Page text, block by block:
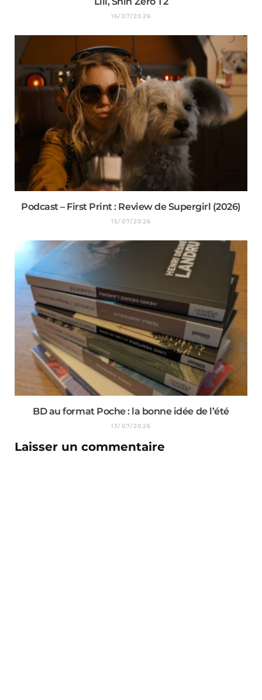
16/07/2026
Podcast – First Print : Review de Supergirl (2026)
15/07/2026
BD au format Poche : la bonne idée de l’été
13/07/2026
Laisser un commentaire